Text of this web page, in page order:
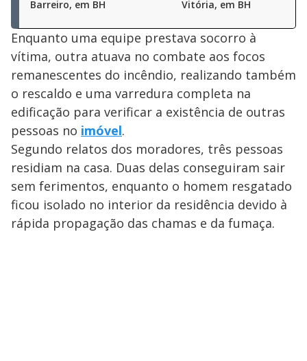
Barreiro, em BH Vitória, em BH
Enquanto uma equipe prestava socorro à
vítima, outra atuava no combate aos focos
remanescentes do incêndio, realizando também
o rescaldo e uma varredura completa na
edificação para verificar a existência de outras
pessoas no imóvel.
Segundo relatos dos moradores, três pessoas
residiam na casa. Duas delas conseguiram sair
sem ferimentos, enquanto o homem resgatado
ficou isolado no interior da residência devido à
rápida propagação das chamas e da fumaça.